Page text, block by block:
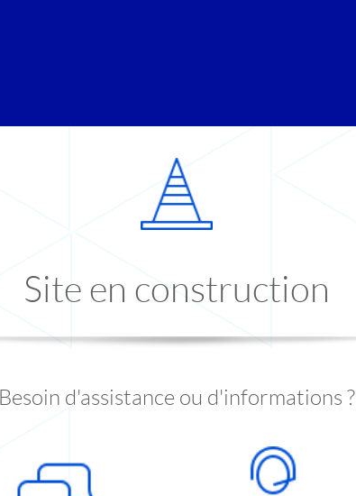
Site en construction
Besoin d'assistance ou d'informations ?